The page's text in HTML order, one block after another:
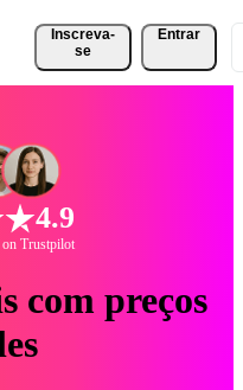
Inscreva-
se
Entrar
4.9
Trustpilot
com preços